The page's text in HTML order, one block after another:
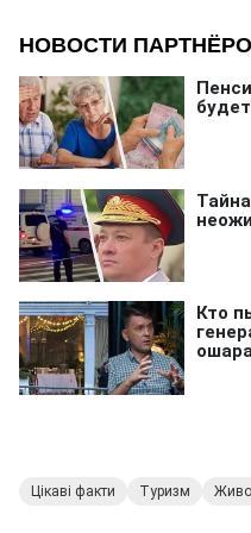
Цікаві факти Туризм